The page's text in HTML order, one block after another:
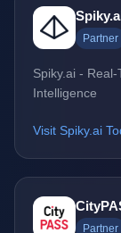
Partner
Spiky.ai -
Intelligence
Visit Spiky.ai
Partner